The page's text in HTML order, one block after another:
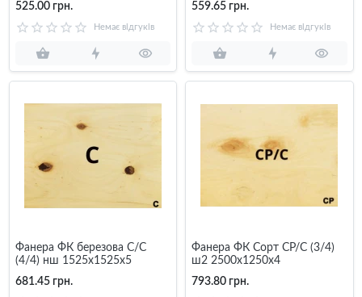
525.00 грн.
Немає відгуків
559.65 грн.
Немає відгуків
Фанера ФК березова C/C
(4/4) нш 1525x1525x5
681.45 грн.
Фанера ФК Сорт СР/C (3/4)
ш2 2500х1250х4
793.80 грн.